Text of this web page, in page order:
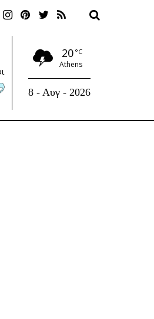
20 °C
Athens
8 - Αυγ - 2026